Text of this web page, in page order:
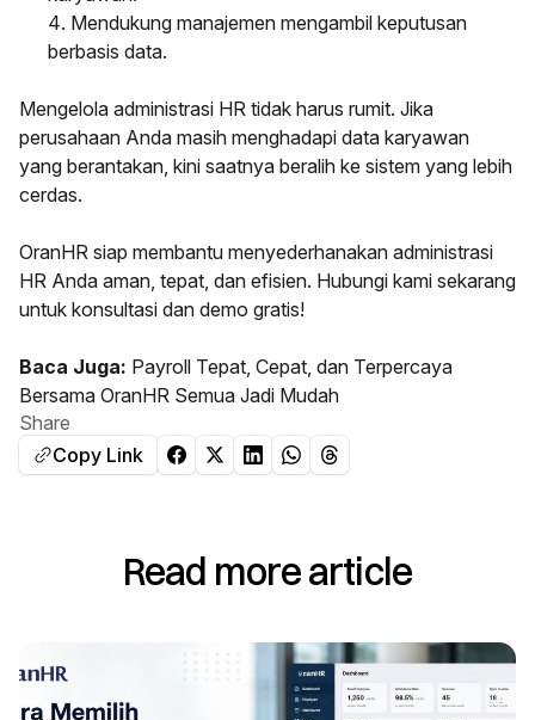
Mendukung manajemen mengambil keputusan
berbasis data.
Mengelola administrasi HR tidak harus rumit. Jika
perusahaan Anda masih menghadapi data karyawan
yang berantakan, kini saatnya beralih ke sistem yang lebih
cerdas.
OranHR siap membantu menyederhanakan administrasi
HR Anda aman, tepat, dan efisien. Hubungi kami sekarang
untuk konsultasi dan demo gratis!
Baca Juga: Payroll Tepat, Cepat, dan Terpercaya
Bersama OranHR Semua Jadi Mudah
Share
Copy Link
Read more article